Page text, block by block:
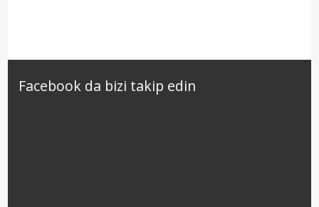
Facebook da bizi takip edin